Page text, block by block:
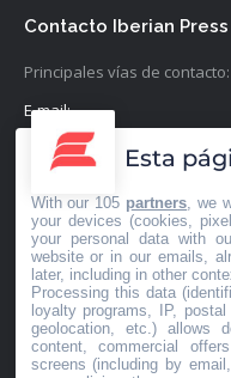
Contacto Iberian Press
Principales vías de contacto:
E-mail:
info@iberianpress.es
+34 911863556
Fax:
+34 911863556
Encuéntranos en:
Facebook
X YouTube
Rss
Esta
With our 105 partners , we
your devices (cookies,
your personal data with
website or in our emails,
later, including in other
Processing this data
loyalty programs, IP,
geolocation, etc.) allows
content, commercial
screens (including by